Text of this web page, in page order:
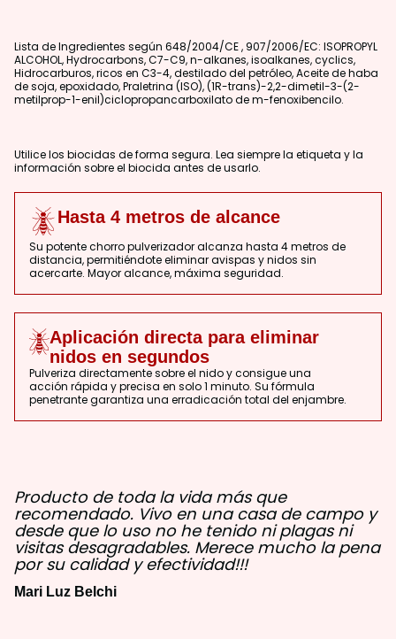
Lista de Ingredientes según 648/2004/CE , 907/2006/EC: ISOPROPYL
ALCOHOL, Hydrocarbons, C7-C9, n-alkanes, isoalkanes, cyclics,
Hidrocarburos, ricos en C3-4, destilado del petróleo, Aceite de haba
de soja, epoxidado, Praletrina (ISO), (1R-trans)-2,2-dimetil-3-(2-
metilprop-1-enil)ciclopropancarboxilato de m-fenoxibencilo.
Utilice los biocidas de forma segura. Lea siempre la etiqueta y la
información sobre el biocida antes de usarlo.
Hasta 4 metros de alcance
Su potente chorro pulverizador alcanza hasta 4 metros de
distancia, permitiéndote eliminar avispas y nidos sin
acercarte. Mayor alcance, máxima seguridad.
Aplicación directa para eliminar
nidos en segundos
Pulveriza directamente sobre el nido y consigue una
acción rápida y precisa en solo 1 minuto. Su fórmula
penetrante garantiza una erradicación total del enjambre.
Producto de toda la vida más que
recomendado. Vivo en una casa de campo y
desde que lo uso no he tenido ni plagas ni
visitas desagradables. Merece mucho la pena
por su calidad y efectividad!!!
Mari Luz Belchi